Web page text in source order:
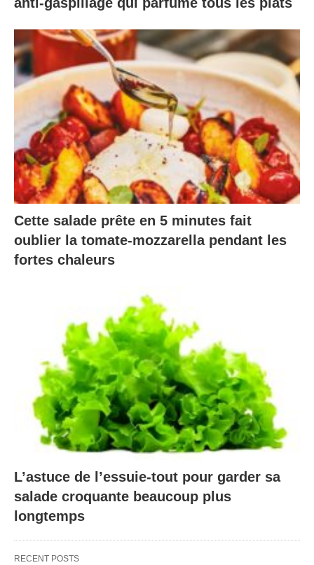
Cette salade prête en 5 minutes fait
oublier la tomate-mozzarella pendant les
fortes chaleurs
L’astuce de l’essuie-tout pour garder sa
salade croquante beaucoup plus
longtemps
RECENT POSTS